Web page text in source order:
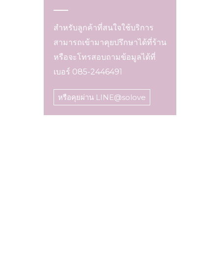
สำหรับลูกค้าที่สนใจใช้บริการ
สามารถเข้ามาคุยปรึกษาได้ที่ร้าน
หรือจะโทรสอบถามข้อมูลได้ที่
เบอร์ 085-2446491
หรือคุยผ่าน LINE@solove